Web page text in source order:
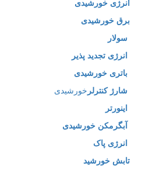
انرژی خورشیدی
برق خورشیدی
سولار
انرژی تجدید پذیر
باتری خورشیدی
شارژ کنترلر خورشیدی
اینورتر
آبگرمکن خورشیدی
انرژی پاک
تابش خورشید